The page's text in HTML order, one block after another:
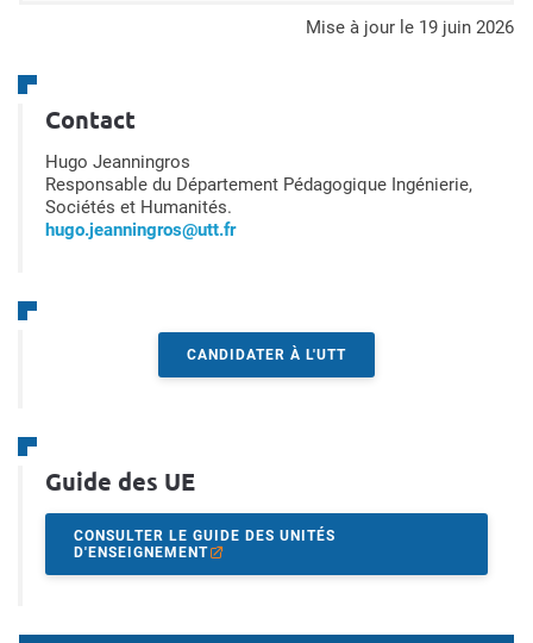
mise à jour le 19 juin 2026
Contact
Hugo Jeanningros
Responsable du Département Pédagogique Ingénierie,
Sociétés et Humanités.
hugo.jeanningros@utt.fr
CANDIDATER À L'UTT
Guide des UE
CONSULTER LE GUIDE DES UNITÉS
D'ENSEIGNEMENT